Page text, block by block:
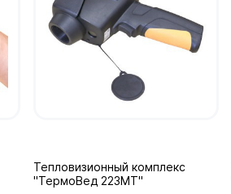
Тепловизионный комплекс
"ТермоВед 223МТ"